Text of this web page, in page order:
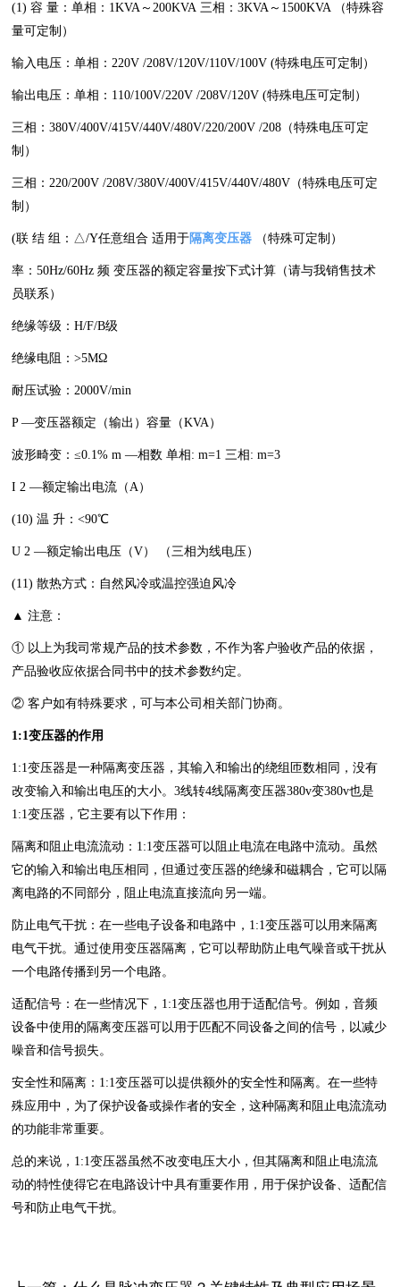
(1) 容 量：单相：1KVA～200KVA 三相：3KVA～1500KVA （特殊容
量可定制）
输入电压：单相：220V /208V/120V/110V/100V (特殊电压可定制）
输出电压：单相：110/100V/220V /208V/120V (特殊电压可定制）
三相：380V/400V/415V/440V/480V/220/200V /208（特殊电压可定
制）
三相：220/200V /208V/380V/400V/415V/440V/480V（特殊电压可定
制）
(联 结 组：△/Y任意组合 适用于隔离变压器 （特殊可定制）
率：50Hz/60Hz 频 变压器的额定容量按下式计算（请与我销售技术
员联系）
绝缘等级：H/F/B级
绝缘电阻：>5MΩ
耐压试验：2000V/min
P —变压器额定（输出）容量（KVA）
波形畸变：≤0.1% m —相数 单相: m=1 三相: m=3
I 2 —额定输出电流（A）
(10) 温 升：<90℃
U 2 —额定输出电压（V） （三相为线电压）
(11) 散热方式：自然风冷或温控强迫风冷
▲ 注意：
① 以上为我司常规产品的技术参数，不作为客户验收产品的依据，
产品验收应依据合同书中的技术参数约定。
② 客户如有特殊要求，可与本公司相关部门协商。
1:1变压器的作用
1:1变压器是一种隔离变压器，其输入和输出的绕组匝数相同，没有
改变输入和输出电压的大小。3线转4线隔离变压器380v变380v也是
1:1变压器，它主要有以下作用：
隔离和阻止电流流动：1:1变压器可以阻止电流在电路中流动。虽然
它的输入和输出电压相同，但通过变压器的绝缘和磁耦合，它可以隔
离电路的不同部分，阻止电流直接流向另一端。
防止电气干扰：在一些电子设备和电路中，1:1变压器可以用来隔离
电气干扰。通过使用变压器隔离，它可以帮助防止电气噪音或干扰从
一个电路传播到另一个电路。
适配信号：在一些情况下，1:1变压器也用于适配信号。例如，音频
设备中使用的隔离变压器可以用于匹配不同设备之间的信号，以减少
噪音和信号损失。
安全性和隔离：1:1变压器可以提供额外的安全性和隔离。在一些特
殊应用中，为了保护设备或操作者的安全，这种隔离和阻止电流流动
的功能非常重要。
总的来说，1:1变压器虽然不改变电压大小，但其隔离和阻止电流流
动的特性使得它在电路设计中具有重要作用，用于保护设备、适配信
号和防止电气干扰。